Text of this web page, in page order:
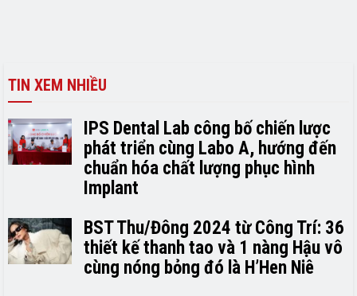
TIN XEM NHIỀU
IPS Dental Lab công bố chiến lược
phát triển cùng Labo A, hướng đến
chuẩn hóa chất lượng phục hình
Implant
BST Thu/Đông 2024 từ Công Trí: 36
thiết kế thanh tao và 1 nàng Hậu vô
cùng nóng bỏng đó là H’H­­­­en Niê